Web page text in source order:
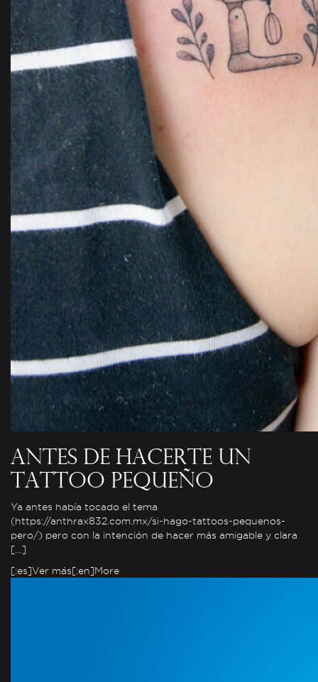
Antes de hacerte un
tattoo pequeño
Ya antes había tocado el tema
(https://anthrax832.com.mx/si-hago-tattoos-pequenos-
pero/) pero con la intención de hacer más amigable y clara
[…]
[:es]Ver más[:en]More